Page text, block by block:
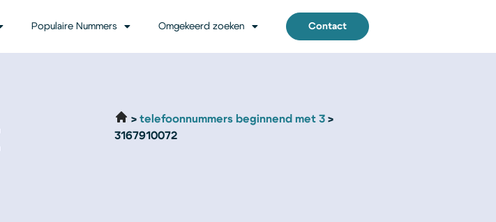
Populaire Nummers Omgekeerd zoeken Contact
telefoonnummers beginnend met 3
3167910072